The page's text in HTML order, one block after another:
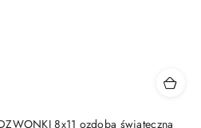
8x11 ozdoba świąteczna